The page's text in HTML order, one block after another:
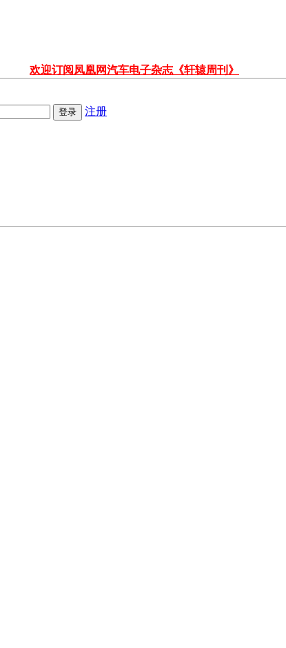
欢迎订阅凤凰网汽车电子杂志《轩辕周刊》
注册